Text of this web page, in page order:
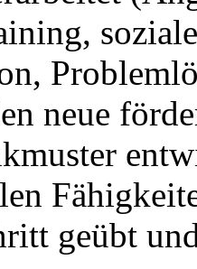
neue
geübt